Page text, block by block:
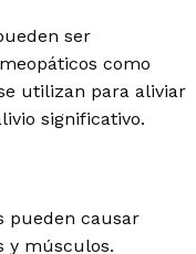
ser
como
utilizan para aliviar
significativo.
pueden causar
y músculos.